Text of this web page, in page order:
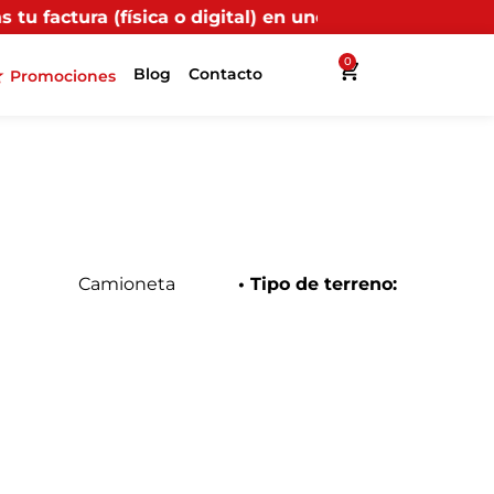
en uno de nuestros puntos propios,
Promociones Blog Contacto
0
Camioneta • Tipo de terreno: